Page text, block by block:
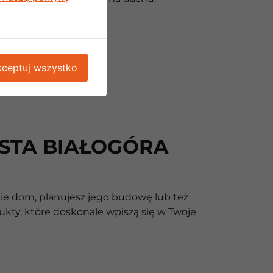
BIAŁOGÓRA
dom, planujesz jego budowę lub też
które doskonale wpiszą się w Twoje
wszystko